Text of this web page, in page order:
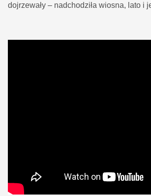
dojrzewały – nadchodziła wiosna, lato i